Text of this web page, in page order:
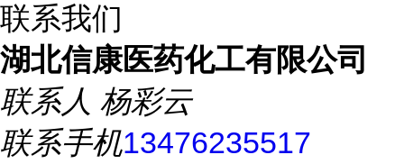
联系我们
湖北信康医药化工有限公司
联系人 杨彩云
联系手机13476235517